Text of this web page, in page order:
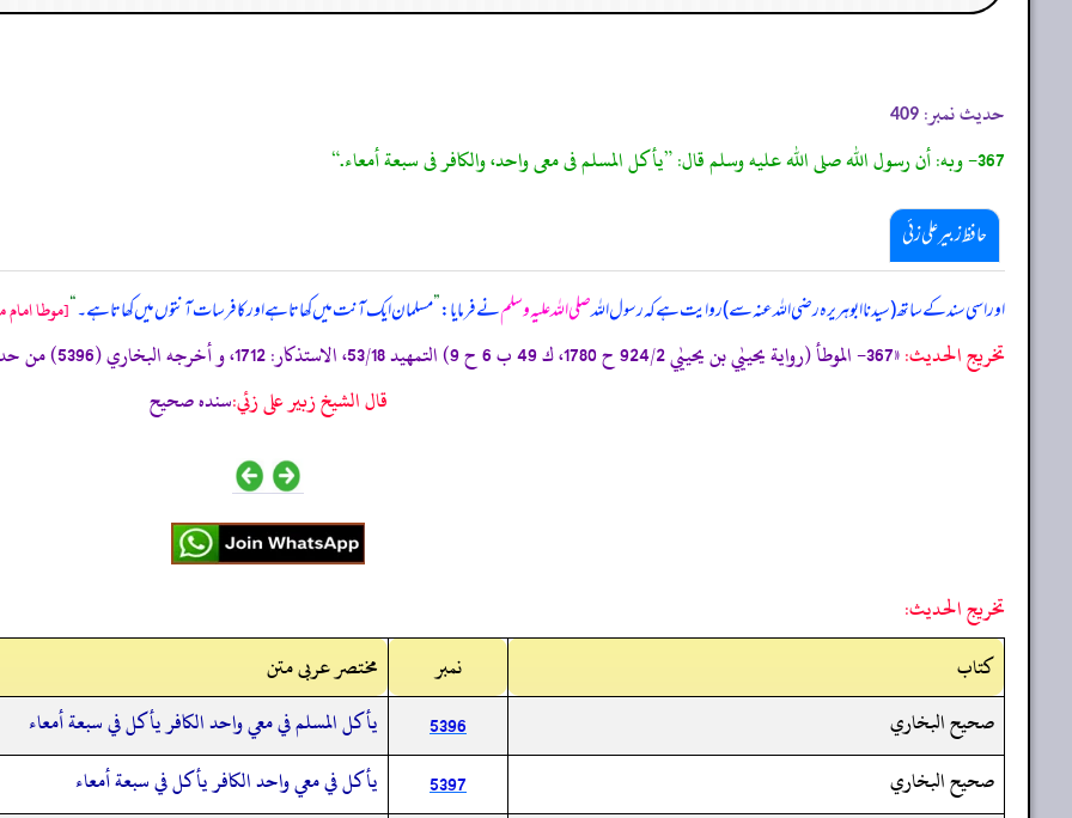
حدیث نمبر: 409
367- وبه: أن رسول الله صلى الله عليه وسلم قال: ”يأكل المسلم فى معى واحد، والكافر فى سبعة أمعاء.“
حافظ زبیر علی زئی
اور اسی سند کے ساتھ (سیدنا ابوہریرہ رضی اللہ عنہ سے) روایت ہے کہ رسول اللہصلی اللہ علیہ وسلمنے فرمایا:”مسلمان ایک آنت میں کھاتا ہے اور کافر سات آنتوں میں کھاتا ہے۔“[موطا امام
تخریج الحدیث:«367- الموطأ (رواية يحييٰي بن يحييٰي 924/2 ح 1780، ك 49 ب 6 ح 9) التمهيد 53/18، الاستذكار: 1712، و أخرجه البخاري (5396) من حديث مالك به .»
قال الشيخ زبير على زئي:سنده صحيح
تخريج الحديث:
کتاب
نمبر
مختصر عربی متن
صحيح البخاري
5396
يأكل المسلم في معي واحد الكافر يأكل في سبعة أمعاء
صحيح البخاري
5397
يأكل في معي واحد الكافر يأكل في سبعة أمعاء